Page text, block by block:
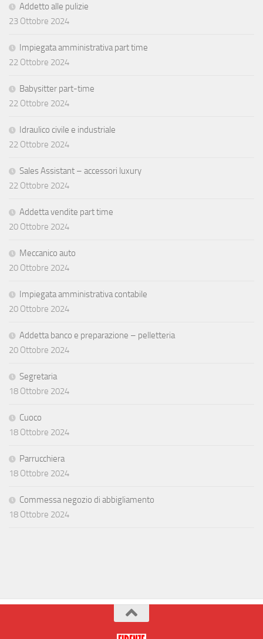
Addetto alle pulizie
23 Ottobre 2024
Impiegata amministrativa part time
22 Ottobre 2024
Babysitter part-time
22 Ottobre 2024
Idraulico civile e industriale
22 Ottobre 2024
Sales Assistant – accessori luxury
22 Ottobre 2024
Addetta vendite part time
20 Ottobre 2024
Meccanico auto
20 Ottobre 2024
Impiegata amministrativa contabile
20 Ottobre 2024
Addetta banco e preparazione – pelletteria
20 Ottobre 2024
Segretaria
18 Ottobre 2024
Cuoco
18 Ottobre 2024
Parrucchiera
18 Ottobre 2024
Commessa negozio di abbigliamento
18 Ottobre 2024